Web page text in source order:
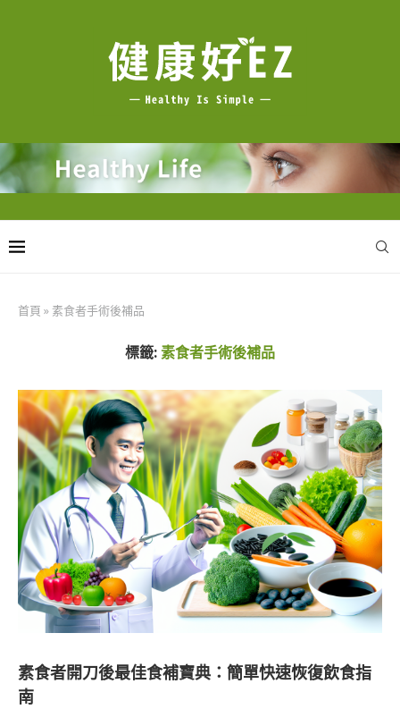
首頁 » 素食者手術後補品
標籤:素食者手術後補品
素食者開刀後最佳食補寶典：簡單快速恢復飲食指
南